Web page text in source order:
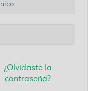
¿Olvidaste la
contraseña?